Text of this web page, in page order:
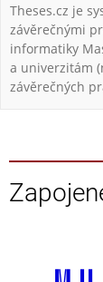
Theses.cz je
závěrečnými
informatiky
a univerzitám
závěrečných